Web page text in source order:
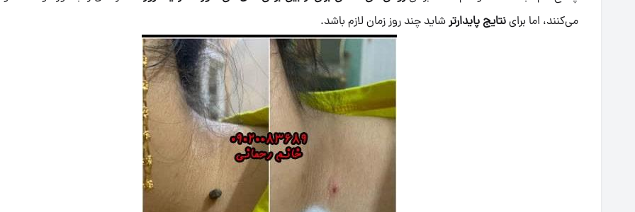
می‌کنند، اما براینتایج پایدارترشاید چند روز زمان لازم باشد.